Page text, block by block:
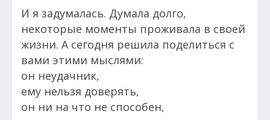
И я задумалась. Думала долго,
некоторые моменты проживала в своей
жизни. А сегодня решила поделиться с
вами этими мыслями:
он неудачник,
ему нельзя доверять,
он ни на что не способен,